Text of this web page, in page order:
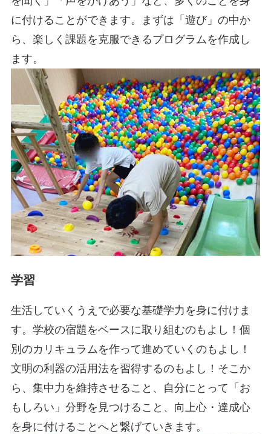
に付けることができます。まずは「遊び」の中か
ら、楽しく課題を克服できるプログラムを作成し
ます。
学習
生活していくうえで必要な基礎学力を身に付けま
す。学校の宿題をベースに取り組むのもよし！個
別のカリキュラムを作って進めていくのもよし！
文明の利器の活用法を習得するのもよし！そこか
ら、集中力を維持させること、自分にとって「お
もしろい」分野を見つけること、向上心・達成心
を身に付けることへと繋げていきます。